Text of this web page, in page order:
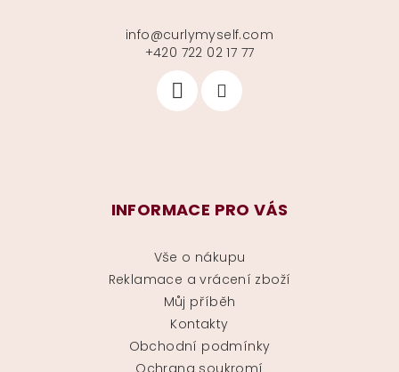
info@curlymyself.com
+420 722 02 17 77
INFORMACE PRO VÁS
Vše o nákupu
Reklamace a vrácení zboží
Můj příběh
Kontakty
Obchodní podmínky